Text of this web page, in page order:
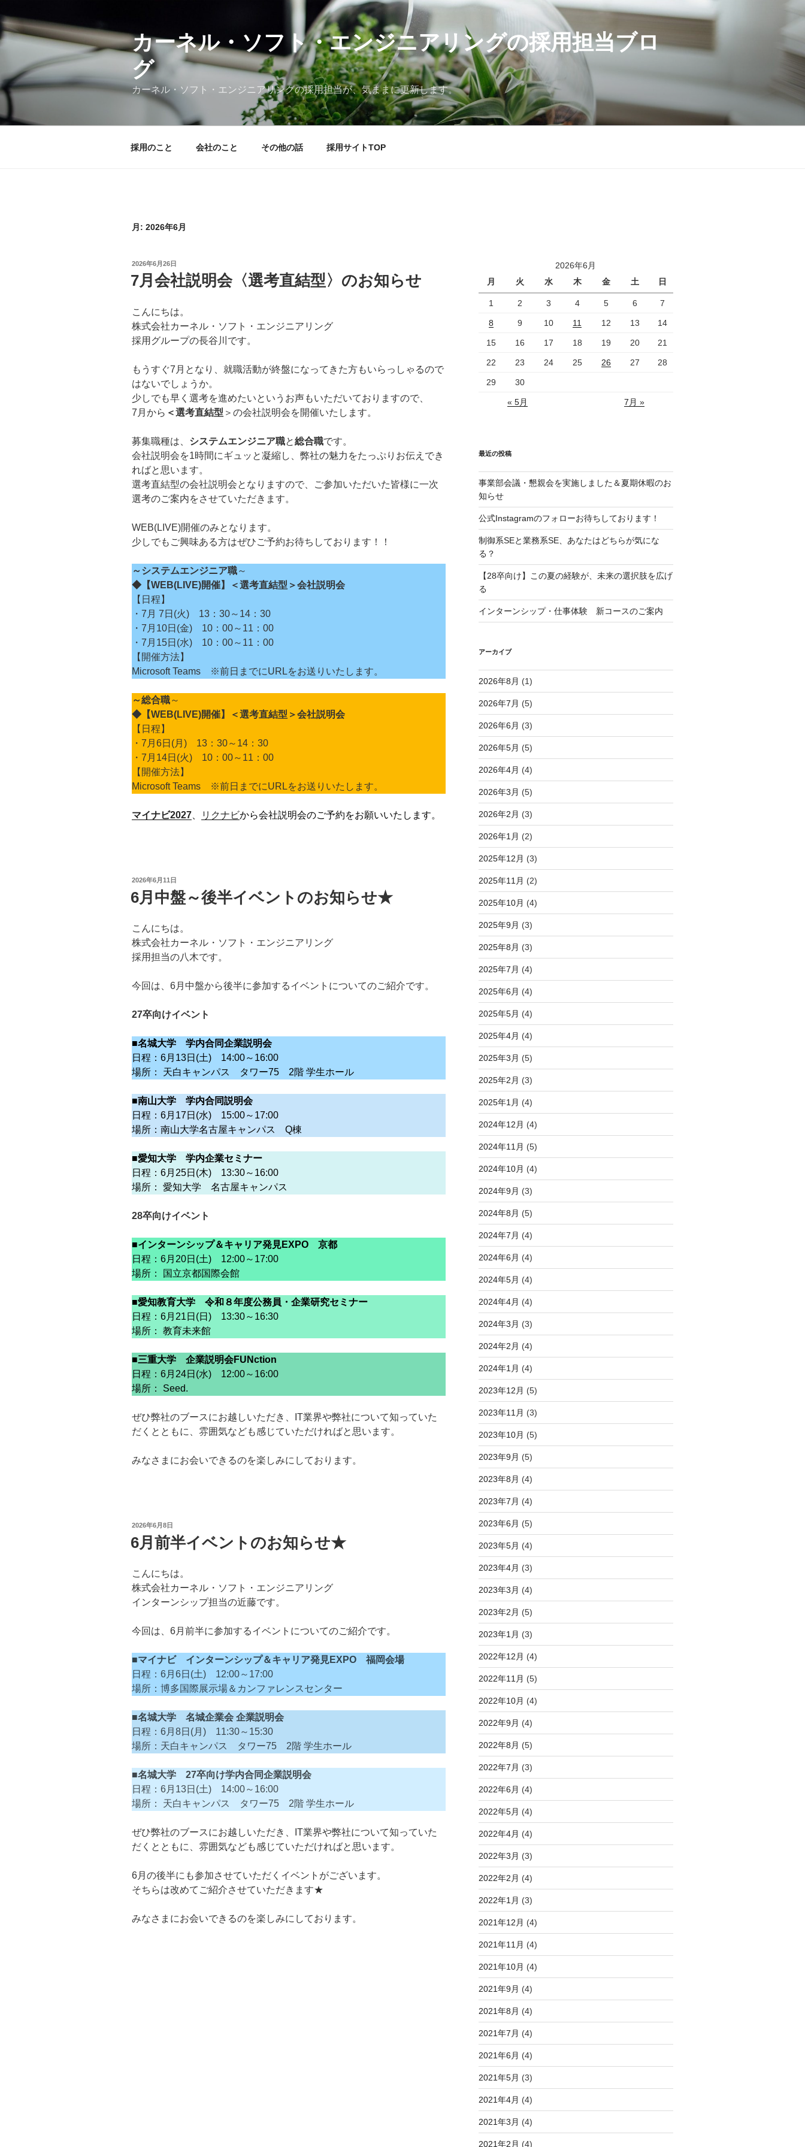
ン
テ
へ
ス
ッ
カーネル・ソフト・エンジニアリングの採用担当ブロ
グ
カーネル・ソフト・エンジニアリングの採用担当が、気ままに更新します。
採用のこと 会社のこと その他の話 採用サイトTOP
月: 2026年6月
投
日:
2026年6月26日
7月会社説明会〈選考直結型〉のお知らせ
こんにちは。
株式会社カーネル・ソフト・エンジニアリング
採用グループの長谷川です。
もうすぐ7月となり、就職活動が終盤になってきた方もいらっしゃるので
はないでしょうか。
少しでも早く選考を進めたいというお声もいただいておりますので、
7月から ＜選考直結型 ＞の会社説明会を開催いたします。
募集職種は、 システムエンジニア職と総合職です。
会社説明会を1時間にギュッと凝縮し、弊社の魅力をたっぷりお伝えでき
ればと思います。
選考直結型の会社説明会となりますので、ご参加いただいた皆様に一次
選考のご案内をさせていただきます。
WEB(LIVE)開催のみとなります。
少しでもご興味ある方はぜひご予約お待ちしております！！
～システムエンジニア職～
◆【WEB(LIVE)開催】＜選考直結型＞会社説明会
【日程】
・7月 7日(火) 13：30～14：30
・7月10日(金) 10：00～11：00
・7月15日(水) 10：00～11：00
【開催方法】
Microsoft Teams ※前日までにURLをお送りいたします。
～総合職～
◆【WEB(LIVE)開催】
＜選考直結型＞会社説明会
【日程】
・7月6日(月) 13：30～14：30
・7月14日(火) 10：00～11：00
【開催方法】
Microsoft Teams ※前日までにURLをお送りいたします。
マイナビ2027 リクナビから会社説明会のご予約をお願いいたします。
投
日:
2026年6月11日
6月中盤～後半イベントのお知らせ★
こんにちは。
株式会社カーネル・ソフト・エンジニアリング
採用担当の八木です。
今回は、6月中盤から後半に参加するイベントについてのご紹介です。
27卒向けイベント
■名城大学 学内合同企業説明会
日程：6月13日(土) 14:00～16:00
場所： 天白キャンパス タワー75 2階 学生ホール
■南山大学 学内合同説明会
日程：6月17日(水) 15:00～17:00
場所：南山大学名古屋キャンパス Q棟
■愛知大学 学内企業セミナー
日程：6月25日(木) 13:30～16:00
場所： 愛知大学 名古屋キャンパス
28卒向けイベント
■インターンシップ＆キャリア発見EXPO 京都
日程：6月20日(土) 12:00～17:00
場所： 国立京都国際会館
■愛知教育大学 令和８年度公務員・企業研究セミナー
日程：6月21日(日) 13:30～16:30
場所： 教育未来館
■三重大学 企業説明会FUNction
日程：6月24日(水) 12:00～16:00
場所： Seed.
ぜひ弊社のブースにお越しいただき、IT業界や弊社について知っていた
だくとともに、雰囲気なども感じていただければと思います。
みなさまにお会いできるのを楽しみにしております。
投
日:
2026年6月8日
6月前半イベントのお知らせ★
こんにちは。
株式会社カーネル・ソフト・エンジニアリング
インターンシップ担当の近藤です。
今回は、6月前半に参加するイベントについてのご紹介です。
■マイナビ インターンシップ＆キャリア発見EXPO 福岡会場
日程：6月6日(土) 12:00～17:00
場所：博多国際展示場＆カンファレンスセンター
■名城大学 名城企業会 企業説明会
日程：6月8日(月) 11:30～15:30
場所：天白キャンパス タワー75 2階 学生ホール
■名城大学 27卒向け学内合同企業説明会
日程：6月13日(土) 14:00～16:00
場所： 天白キャンパス タワー75 2階 学生ホール
ぜひ弊社のブースにお越しいただき、IT業界や弊社について知っていた
だくとともに、雰囲気なども感じていただければと思います。
6月の後半にも参加させていただくイベントがございます。
そちらは改めてご紹介させていただきます★
みなさまにお会いできるのを楽しみにしております。
2026年6月
月
火 水 木 金 土 日
1 2 3 4 5 6 7
8 9 10 11 12 13 14
15 16 17 18 19 20 21
22 23 24 25 26 27 28
29 30
« 5月 7月 »
最近の投稿
事業部会議・懇親会を実施しました＆夏期休暇のお
知らせ
公式Instagramのフォローお待ちしております！
制御系SEと業務系SE、あなたはどちらが気にな
る？
【28卒向け】この夏の経験が、未来の選択肢を広げ
る
インターンシップ・仕事体験 新コースのご案内
アーカイブ
2026年8月 (1)
2026年7月 (5)
2026年6月 (3)
2026年5月 (5)
2026年4月 (4)
2026年3月 (5)
2026年2月 (3)
2026年1月 (2)
2025年12月 (3)
2025年11月 (2)
2025年10月 (4)
2025年9月 (3)
2025年8月 (3)
2025年7月 (4)
2025年6月 (4)
2025年5月 (4)
2025年4月 (4)
2025年3月 (5)
2025年2月 (3)
2025年1月 (4)
2024年12月 (4)
2024年11月 (5)
2024年10月 (4)
2024年9月 (3)
2024年8月 (5)
2024年7月 (4)
2024年6月 (4)
2024年5月 (4)
2024年4月 (4)
2024年3月 (3)
2024年2月 (4)
2024年1月 (4)
2023年12月 (5)
2023年11月 (3)
2023年10月 (5)
2023年9月 (5)
2023年8月 (4)
2023年7月 (4)
2023年6月 (5)
2023年5月 (4)
2023年4月 (3)
2023年3月 (4)
2023年2月 (5)
2023年1月 (3)
2022年12月 (4)
2022年11月 (5)
2022年10月 (4)
2022年9月 (4)
2022年8月 (5)
2022年7月 (3)
2022年6月 (4)
2022年5月 (4)
2022年4月 (4)
2022年3月 (3)
2022年2月 (4)
2022年1月 (3)
2021年12月 (4)
2021年11月 (4)
2021年10月 (4)
2021年9月 (4)
2021年8月 (4)
2021年7月 (4)
2021年6月 (4)
2021年5月 (3)
2021年4月 (4)
2021年3月 (4)
2021年2月 (4)